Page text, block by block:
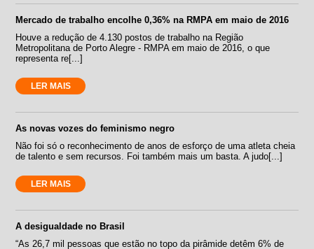
Mercado de trabalho encolhe 0,36% na RMPA em maio de 2016
Houve a redução de 4.130 postos de trabalho na Região
Metropolitana de Porto Alegre - RMPA em maio de 2016, o que
representa re[...]
LER MAIS
As novas vozes do feminismo negro
Não foi só o reconhecimento de anos de esforço de uma atleta cheia
de talento e sem recursos. Foi também mais um basta. A judo[...]
LER MAIS
A desigualdade no Brasil
“As 26,7 mil pessoas que estão no topo da pirâmide detêm 6% de